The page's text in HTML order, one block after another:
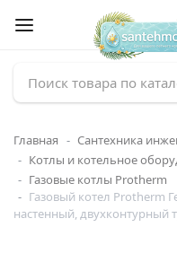
Главная
Сантехника
Котлы и котельное
Газовые котлы Protherm
Газовый котел Protherm
настенный, двухконтурный